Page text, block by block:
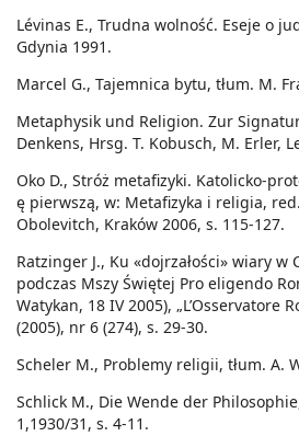
Lévinas E., Trudna wolność. Eseje o
Gdynia 1991.
Marcel G., Tajemnica bytu, tłum. M.
Metaphysik und Religion. Zur
Denkens, Hrsg. T. Kobusch, M. Erler,
Oko D., Stróż metafizyki. Katolicko-
ę pierwszą, w: Metafizyka i religia,
Obolevitch, Kraków 2006, s. 115-127.
Ratzinger J., Ku «dojrzałości» wiary w
podczas Mszy Świętej Pro eligendo
Watykan, 18 IV 2005), „L’Osservatore
(2005), nr 6 (274), s. 29-30.
Scheler M., Problemy religii, tłum. A.
Schlick M., Die Wende der
1,1930/31, s. 4-11.